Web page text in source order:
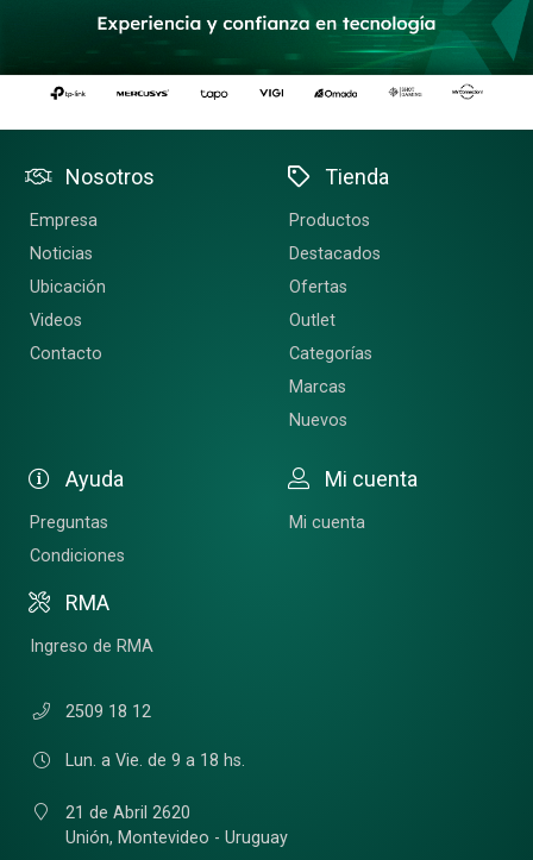
Nosotros
Empresa
Noticias
Ubicación
Videos
Contacto
Tienda
Productos
Destacados
Ofertas
Outlet
Categorías
Marcas
Nuevos
Ayuda
Preguntas
Condiciones
RMA
Ingreso de RMA
Mi cuenta
Mi cuenta
2509 18 12
Lun. a Vie. de 9 a 18 hs.
21 de Abril 2620
Unión, Montevideo - Uruguay